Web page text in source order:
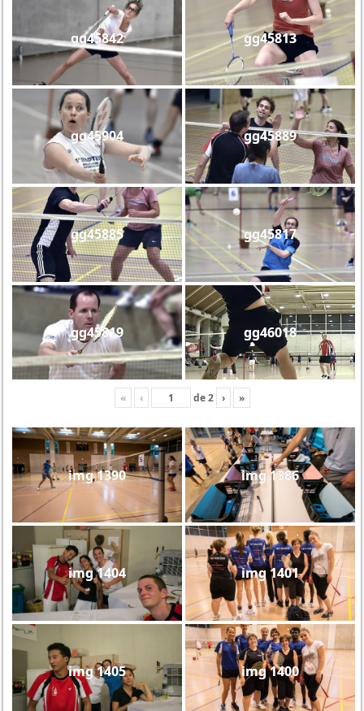
gg45842 gg45813
gg45904 gg45889
gg45885 gg45817
gg45819 gg46018
« ‹ de2 › »
img 1390 img 1386
img 1404 img 1401
img 1405 img 1400